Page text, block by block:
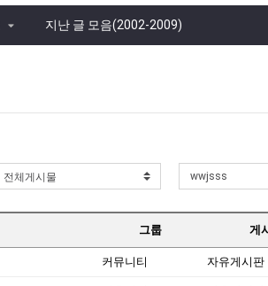
지난 글 모음(2002-2009)
그룹 게
커뮤니티 자유게시판